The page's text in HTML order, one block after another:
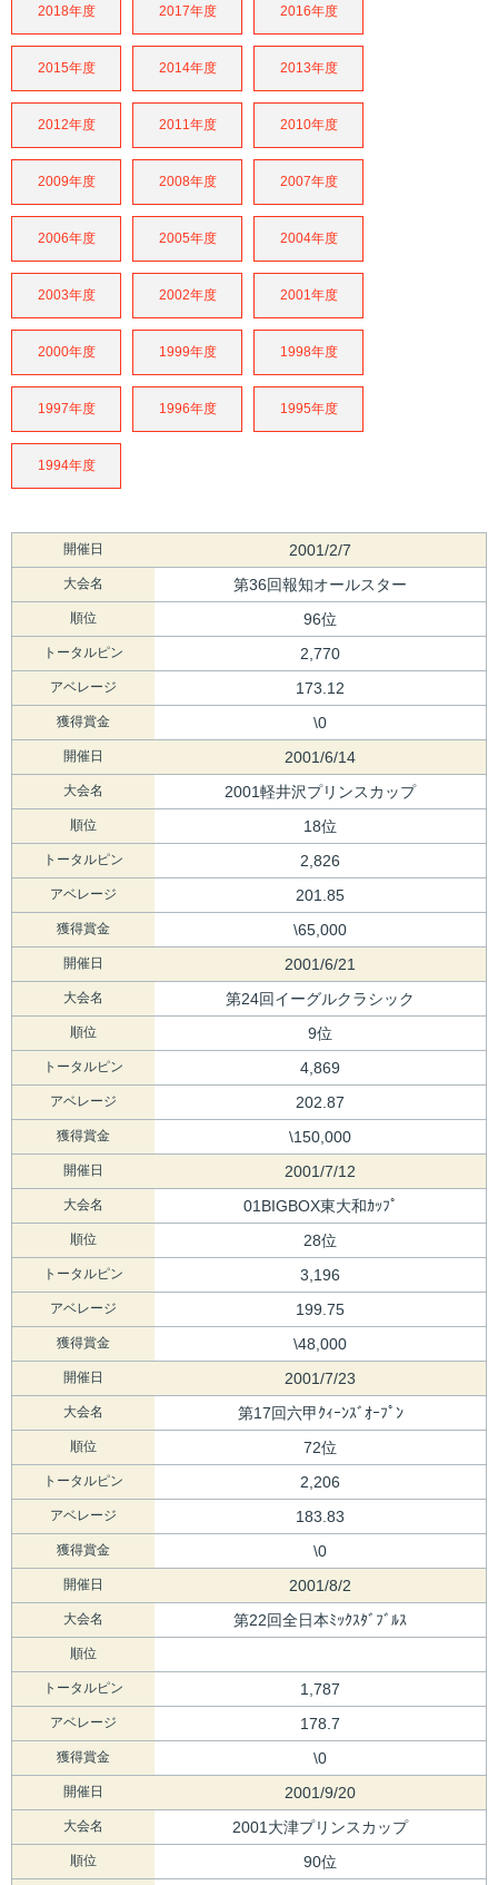
2018年度 2017年度 2016年度
2015年度 2014年度 2013年度
2012年度 2011年度 2010年度
2009年度 2008年度 2007年度
2006年度 2005年度 2004年度
2003年度 2002年度 2001年度
2000年度 1999年度 1998年度
1997年度 1996年度 1995年度
1994年度
開催日 2001/2/7
大会名 第36回報知オールスター
順位 96位
トータルピン 2,770
アベレージ 173.12
獲得賞金 \0
開催日 2001/6/14
大会名 2001軽井沢プリンスカップ
順位 18位
トータルピン 2,826
アベレージ 201.85
獲得賞金 \65,000
開催日 2001/6/21
大会名 第24回イーグルクラシック
順位 9位
トータルピン 4,869
アベレージ 202.87
獲得賞金 \150,000
開催日 2001/7/12
大会名 01BIGBOX東大和ｶｯﾌﾟ
順位 28位
トータルピン 3,196
アベレージ 199.75
獲得賞金 \48,000
開催日 2001/7/23
大会名 第17回六甲ｸｨｰﾝｽﾞｵｰﾌﾟﾝ
順位 72位
トータルピン 2,206
アベレージ 183.83
獲得賞金 \0
開催日 2001/8/2
大会名 第22回全日本ﾐｯｸｽﾀﾞﾌﾞﾙｽ
順位
トータルピン 1,787
アベレージ 178.7
獲得賞金 \0
開催日 2001/9/20
大会名 2001大津プリンスカップ
順位 90位